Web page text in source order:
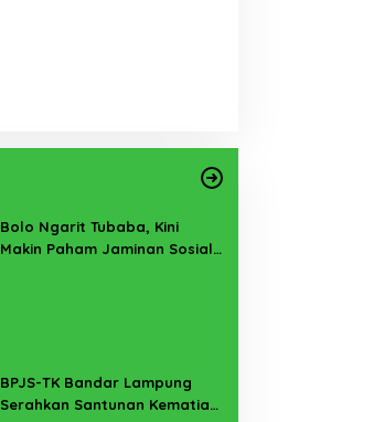
Bolo Ngarit Tubaba, Kini
Makin Paham Jaminan Sosial
BPJS-TK Bandar Lampung
Serahkan Santunan Kematian